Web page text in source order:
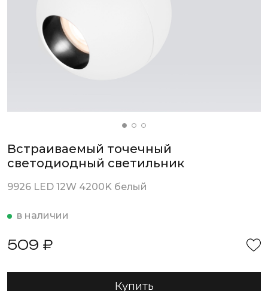
Встраиваемый точечный
светодиодный светильник
9926 LED 12W 4200K белый
в наличии
509 ₽
Купить